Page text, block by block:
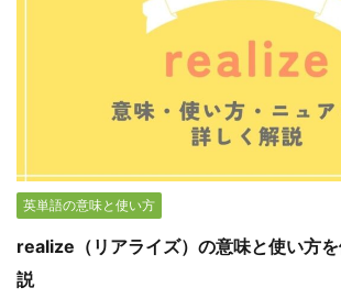
英単語の意味と使い方
realize（リアライズ）の意味と使い方
説